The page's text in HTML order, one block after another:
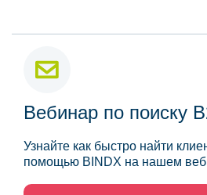
Вебинар по поиску
Узнайте как быстро найти
помощью BINDX на нашем